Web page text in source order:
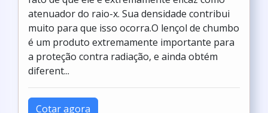
atenuador do raio-x. Sua densidade contribui
muito para que isso ocorra.O lençol de chumbo
é um produto extremamente importante para
a proteção contra radiação, e ainda obtém
diferent...
Cotar agora